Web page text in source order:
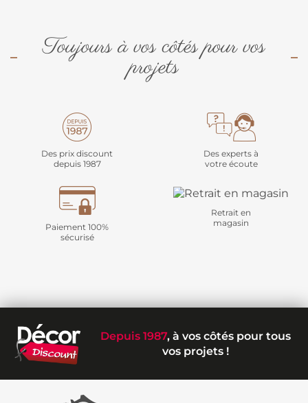
Toujours à vos côtés pour vos
projets
Des prix discount
depuis 1987
Des experts à
votre écoute
Paiement 100%
sécurisé
Retrait en
magasin
Depuis 1987, à vos côtés pour tous
vos projets !